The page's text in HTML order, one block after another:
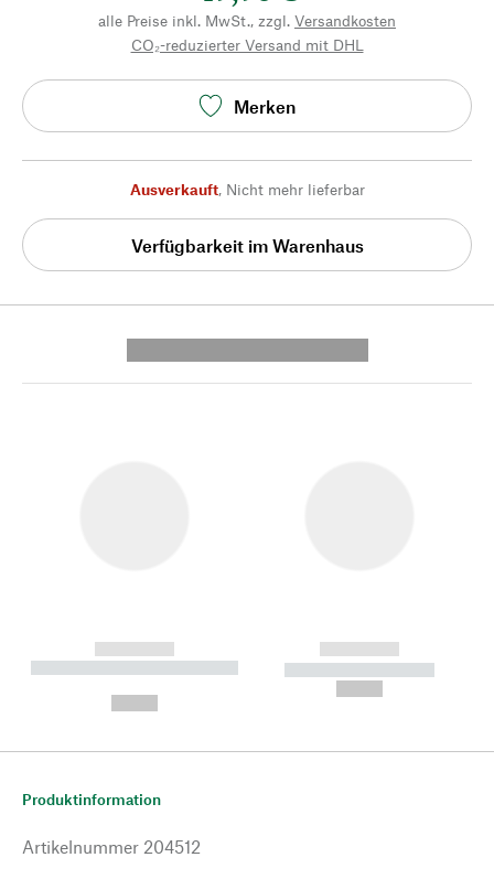
alle Preise inkl. MwSt., zzgl. Versandkosten
CO₂-reduzierter Versand mit DHL
Merken
Ausverkauft, Nicht mehr lieferbar
Verfügbarkeit im Warenhaus
------------
----------- ----------- --------
------------
----------- -----------
Produktinformation
Artikelnummer 204512